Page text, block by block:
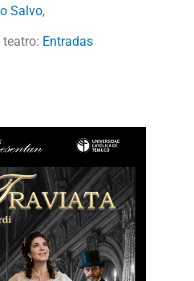
Salvo,
Entradas